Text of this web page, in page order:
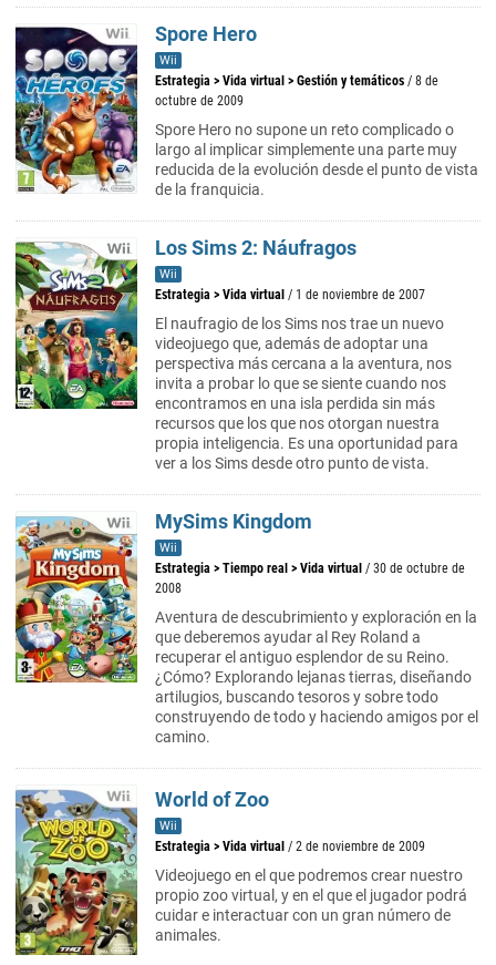
Spore Hero
Wii
Estrategia > Vida virtual > Gestión y temáticos / 8 de
octubre de 2009
Spore Hero no supone un reto complicado o
largo al implicar simplemente una parte muy
reducida de la evolución desde el punto de vista
de la franquicia.
Los Sims 2: Náufragos
Wii
Estrategia > Vida virtual / 1 de noviembre de 2007
El naufragio de los Sims nos trae un nuevo
videojuego que, además de adoptar una
perspectiva más cercana a la aventura, nos
invita a probar lo que se siente cuando nos
encontramos en una isla perdida sin más
recursos que los que nos otorgan nuestra
propia inteligencia. Es una oportunidad para
ver a los Sims desde otro punto de vista.
MySims Kingdom
Wii
Estrategia > Tiempo real > Vida virtual / 30 de octubre de
2008
Aventura de descubrimiento y exploración en la
que deberemos ayudar al Rey Roland a
recuperar el antiguo esplendor de su Reino.
¿Cómo? Explorando lejanas tierras, diseñando
artilugios, buscando tesoros y sobre todo
construyendo de todo y haciendo amigos por el
camino.
World of Zoo
Wii
Estrategia > Vida virtual / 2 de noviembre de 2009
Videojuego en el que podremos crear nuestro
propio zoo virtual, y en el que el jugador podrá
cuidar e interactuar con un gran número de
animales.